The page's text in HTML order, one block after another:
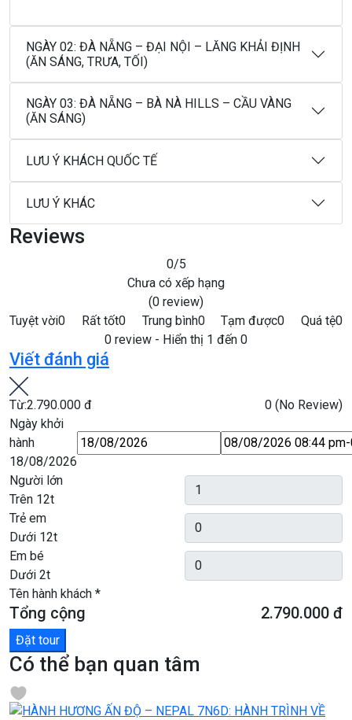
NGÀY 02: ĐÀ NẴNG – ĐẠI NỘI – LĂNG KHẢI ĐỊNH
(ĂN SÁNG, TRƯA, TỐI)
NGÀY 03: ĐÀ NẴNG – BÀ NÀ HILLS – CẦU VÀNG
(ĂN SÁNG)
LƯU Ý KHÁCH QUỐC TẾ
LƯU Ý KHÁC
Reviews
0/5
Chưa có xếp hạng
(0 review)
Tuyệt vời0 Rất tốt0 Trung bình0 Tạm được0 Quá tệ0
0 review - Hiển thị 1 đến 0
Viết đánh giá
Từ:2.790.000 đ 0 (No Review)
Ngày khởi
hành
18/08/2026
Người lớn
Trên 12t
Trẻ em
Dưới 12t
Em bé
Dưới 2t
Tên hành khách *
Tổng cộng 2.790.000 đ
Đặt tour
Có thể bạn quan tâm